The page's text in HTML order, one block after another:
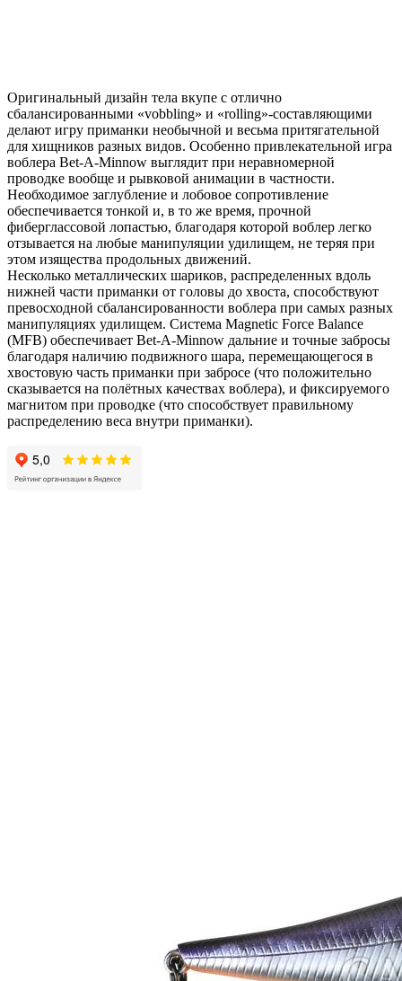
Оригинальный дизайн тела вкупе с отлично
сбалансированными «vobbling» и «rolling»-составляющими
делают игру приманки необычной и весьма притягательной
для хищников разных видов. Особенно привлекательной игра
воблера Bet-A-Minnow выглядит при неравномерной
проводке вообще и рывковой анимации в частности.
Необходимое заглубление и лобовое сопротивление
обеспечивается тонкой и, в то же время, прочной
фиберглассовой лопастью, благодаря которой воблер легко
отзывается на любые манипуляции удилищем, не теряя при
этом изящества продольных движений.
Несколько металлических шариков, распределенных вдоль
нижней части приманки от головы до хвоста, способствуют
превосходной сбалансированности воблера при самых разных
манипуляциях удилищем. Система Magnetic Force Balance
(MFB) обеспечивает Bet-A-Minnow дальние и точные забросы
благодаря наличию подвижного шара, перемещающегося в
хвостовую часть приманки при забросе (что положительно
сказывается на полётных качествах воблера), и фиксируемого
магнитом при проводке (что способствует правильному
распределению веса внутри приманки).